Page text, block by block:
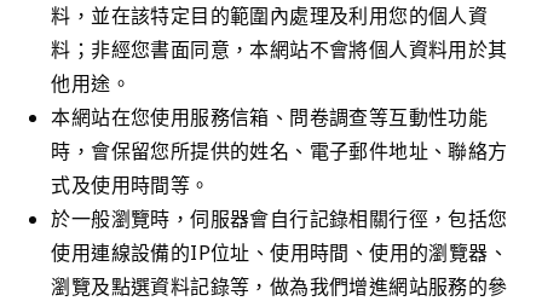
料，並在該特定目的範圍內處理及利用您的個人資
料；非經您書面同意，本網站不會將個人資料用於其
他用途。
本網站在您使用服務信箱、問卷調查等互動性功能
時，會保留您所提供的姓名、電子郵件地址、聯絡方
式及使用時間等。
於一般瀏覽時，伺服器會自行記錄相關行徑，包括您
使用連線設備的IP位址、使用時間、使用的瀏覽器、
瀏覽及點選資料記錄等，做為我們增進網站服務的參